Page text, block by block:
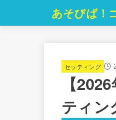
あそびば！
セッティング
【
ティン